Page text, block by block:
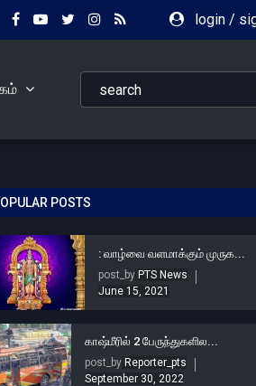
login /
POSTS
: வாழ்வை வளமாக்கும் முருக...
post_byPTS News
June 15, 2021
காஷ்மீரில் 2 பேருந்துகளில...
post_byReporter_pts
September 30, 2022